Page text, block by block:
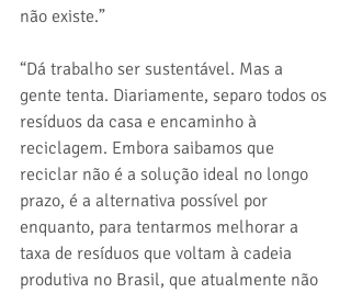
não existe.”
“Dá trabalho ser sustentável. Mas a
gente tenta. Diariamente, separo todos os
resíduos da casa e encaminho à
reciclagem. Embora saibamos que
reciclar não é a solução ideal no longo
prazo, é a alternativa possível por
enquanto, para tentarmos melhorar a
taxa de resíduos que voltam à cadeia
produtiva no Brasil, que atualmente não